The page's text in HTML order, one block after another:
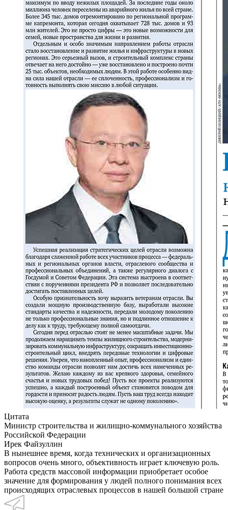
Цитата
Министр строительства и жилищно-коммунального хозяйства
Российской Федерации
Ирек Файзуллин
В нынешнее время, когда технических и организационных
вопросов очень много, объективность играет ключевую роль.
Работа средств массовой информации приобретает особое
значение для формирования у людей полного понимания всех
происходящих отраслевых процессов в нашей большой стране